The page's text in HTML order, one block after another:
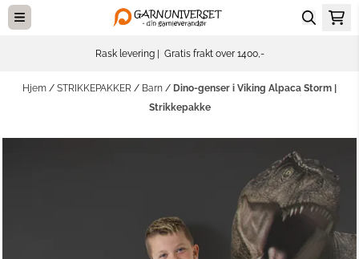
Hopp til innhold
Rask levering | Gratis frakt over 1400,-
Hjem / STRIKKEPAKKER / Barn / Dino-genser i Viking Alpaca Storm |
Strikkepakke